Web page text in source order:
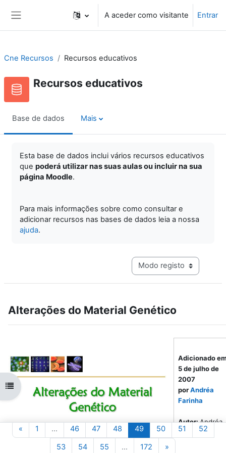
A aceder como visitante Entrar
Abrir índice da disciplina
Cne Recursos Recursos educativos
Recursos educativos
Base de dados Mais
Esta base de dados inclui vários recursos educativos
que poderá utilizar nas suas aulas ou incluir na sua
página Moodle.
Para mais informações sobre como consultar e
adicionar recursos nas bases de dados leia a nossa
ajuda.
Navegação terciária do
Alterações do Material Genético
Adicionado
5 de julho de
2007
porAndréa
Farinha
Autor:Andréa
Farinha
«Página anterior
1 Página 1
… 46Página 46
47Página 47
48Página 48
49Página 49
50Página 50
51 Página 51
52
53Página 53
54Página 54
55 Página 55
… 172 Página 172
»